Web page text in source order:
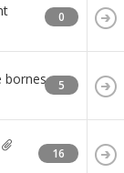
0
bornes 5
16